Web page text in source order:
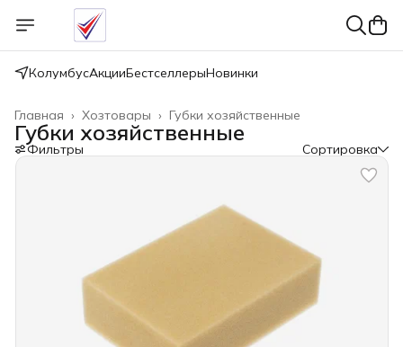
КолумбусАкцииБестселлерыНовинки
Губки хозяйственные
Хозтовары ›
Главная ›
Губки хозяйственные
Фильтры Сортировка